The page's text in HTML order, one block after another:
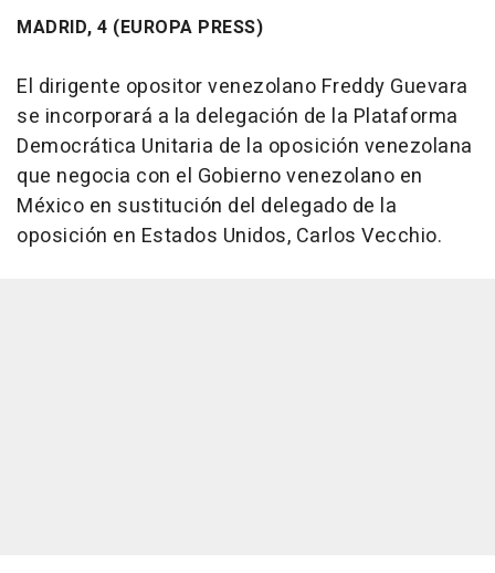
MADRID, 4 (EUROPA PRESS)
El dirigente opositor venezolano Freddy Guevara
se incorporará a la delegación de la Plataforma
Democrática Unitaria de la oposición venezolana
que negocia con el Gobierno venezolano en
México en sustitución del delegado de la
oposición en Estados Unidos, Carlos Vecchio.